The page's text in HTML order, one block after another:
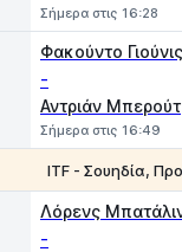
Σήμερα στις 16:28
Φακούντο Γιούνις
-
Αντριάν Μπερούτ
Σήμερα στις 16:49
ITF - Σουηδία,
Λόρενς
-